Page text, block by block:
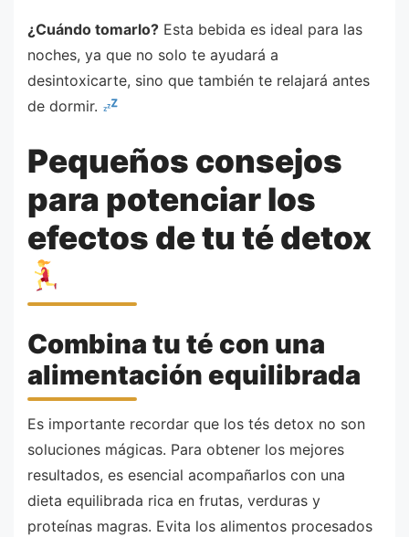
¿Cuándo tomarlo? Esta bebida es ideal para las
noches, ya que no solo te ayudará a
desintoxicarte, sino que también te relajará antes
de dormir.
Pequeños consejos
para potenciar los
efectos de tu té detox
Combina tu té con una
alimentación equilibrada
Es importante recordar que los tés detox no son
soluciones mágicas. Para obtener los mejores
resultados, es esencial acompañarlos con una
dieta equilibrada rica en frutas, verduras y
proteínas magras. Evita los alimentos procesados